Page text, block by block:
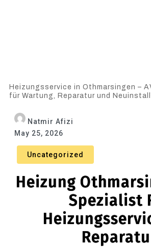
Heizungsservice in Othmarsingen –
für Wartung, Reparatur und
Natmir Afizi
May 25, 2026
Uncategorized
Heizung
Spezialist